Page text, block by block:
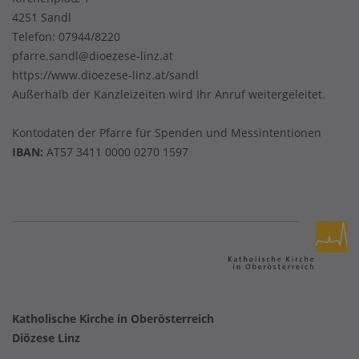
4251 Sandl
Telefon: 07944/8220
pfarre.sandl@dioezese-linz.at
https://www.dioezese-linz.at/sandl
Außerhalb der Kanzleizeiten wird Ihr Anruf weitergeleitet.
Kontodaten der Pfarre für Spenden und Messintentionen
IBAN: AT57 3411 0000 0270 1597
Katholische Kirche in Oberösterreich
Diözese Linz